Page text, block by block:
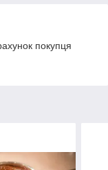
покупця